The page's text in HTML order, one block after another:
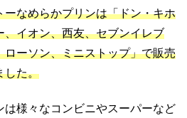
ーなめらかプリンは「ドン・キホ
、イオン、西友、セブンイレブ
ローソン、ミニストップ」で販売
した。
は様々なコンビニやスーパーなど